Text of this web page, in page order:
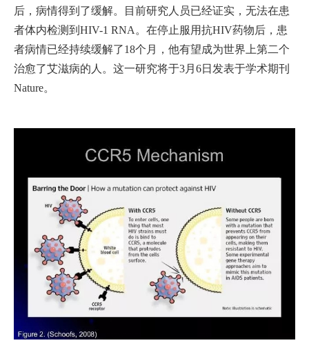
后，病情得到了缓解。目前研究人员已经证实，无法在患
者体内检测到HIV-1 RNA。在停止服用抗HIV药物后，患
者病情已经持续缓解了18个月，他有望成为世界上第二个
治愈了艾滋病的人。这一研究将于3月6日发表于学术期刊
Nature。